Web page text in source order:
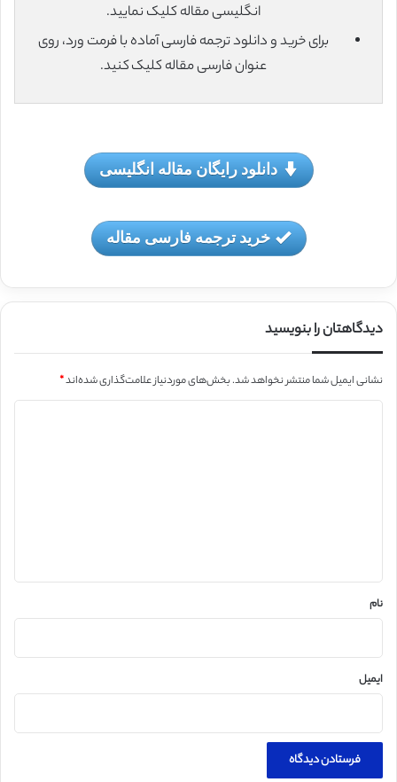
انگلیسی مقاله کلیک نمایید.
برای خرید و دانلود ترجمه فارسی آماده با فرمت ورد، روی
عنوان فارسی مقاله کلیک کنید.
دانلود رایگان مقاله انگلیسی
خرید ترجمه فارسی مقاله
دیدگاهتان را بنویسید
نشانی ایمیل شما منتشر نخواهد شد.بخش‌های موردنیاز علامت‌گذاری شده‌اند*
نام
ایمیل